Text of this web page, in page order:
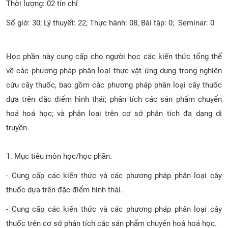
Thời lượng: 02 tín chỉ
Số giờ: 30; Lý thuyết: 22, Thực hành: 08, Bài tập: 0; Seminar: 0
Học phần này cung cấp cho người học các kiến thức tổng thể
về các phương pháp phân loại thực vật ứng dụng trong nghiên
cứu cây thuốc, bao gồm các phương pháp phân loại cây thuốc
dựa trên đặc điểm hình thái; phân tích các sản phẩm chuyển
hoá hoá học; và phân loại trên cơ sở phân tích đa dạng di
truyền.
1. Mục tiêu môn học/học phần:
- Cung cấp các kiến thức và các phương pháp phân loại cây
thuốc dựa trên đặc điểm hình thái.
- Cung cấp các kiến thức và các phương pháp phân loại cây
thuốc trên cơ sở phân tích các sản phẩm chuyển hoá hoá học.